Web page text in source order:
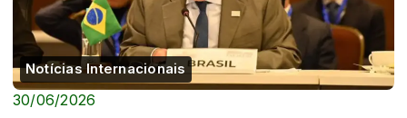
Notícias Internacionais
30/06/2026